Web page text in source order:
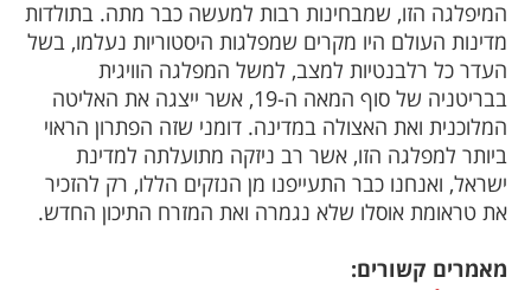
המיפלגה הזו, שמבחינות רבות למעשה כבר מתה. בתולדות
מדינות העולם היו מקרים שמפלגות היסטוריות נעלמו, בשל
העדר כל רלבנטיות למצב, למשל המפלגה הוויגית
בבריטניה של סוף המאה ה-19, אשר ייצגה את האליטה
המלוכנית ואת האצולה במדינה. דומני שזה הפתרון הראוי
ביותר למפלגה הזו, אשר רב ניזקה מתועלתה למדינת
ישראל, ואנחנו כבר התעייפנו מן הנזקים הללו, רק להזכיר
את טראומת אוסלו שלא נגמרה ואת המזרח התיכון החדש.
מאמרים קשורים: